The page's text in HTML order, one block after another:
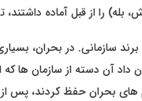
آماده داشتند، توانستند در کمتر از 2
سازمانی. در بحران،
داد آن دسته از سازمان ها
های بحران حفظ کردند، پس